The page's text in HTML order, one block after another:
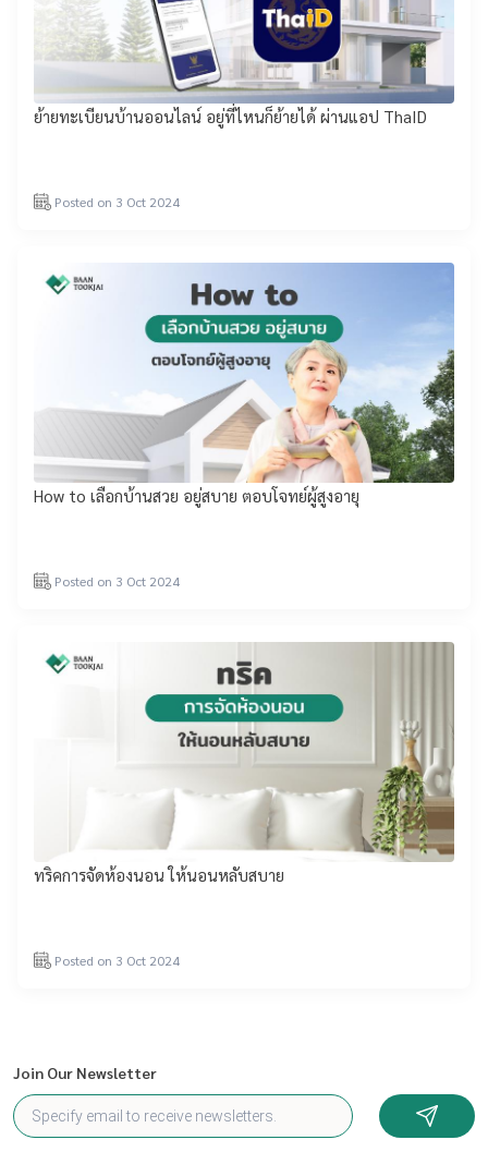
ย้ายทะเบียนบ้านออนไลน์ อยู่ที่ไหนก็ย้ายได้ ผ่านแอป ThaID
Posted on 3 Oct 2024
How to เลือกบ้านสวย อยู่สบาย ตอบโจทย์ผู้สูงอายุ
Posted on 3 Oct 2024
ทริคการจัดห้องนอน ให้นอนหลับสบาย
Posted on 3 Oct 2024
Join Our Newsletter